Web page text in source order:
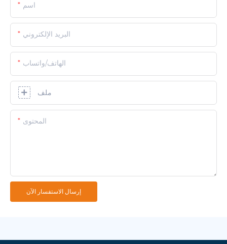
اسم
البريد الإلكتروني
الهاتف/واتساب
ملف
المحتوى
إرسال الاستفسار الآن